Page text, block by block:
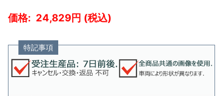
24,829
特記事項